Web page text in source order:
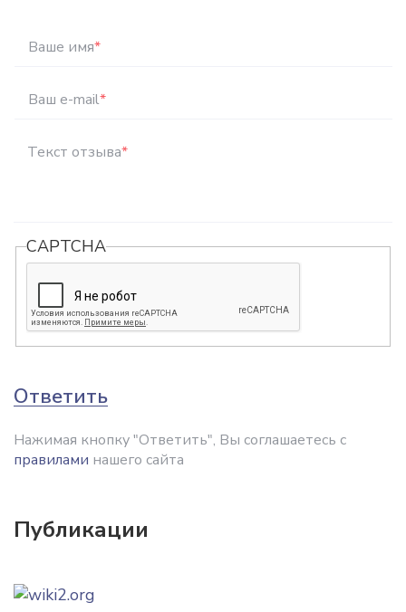
Ваше имя*
Ваш e-mail*
Текст отзыва*
CAPTCHA
Ответить
Нажимая кнопку "Ответить", Вы соглашаетесь с
правилами нашего сайта
Публикации